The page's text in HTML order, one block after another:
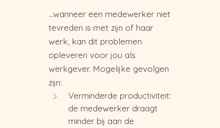
…wanneer een medewerker niet
tevreden is met zijn of haar
werk, kan dit problemen
opleveren voor jou als
werkgever. Mogelijke gevolgen
zijn:
Verminderde productiviteit:
de medewerker draagt
minder bij aan de